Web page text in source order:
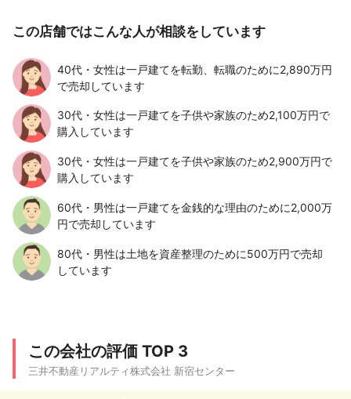
この店舗ではこんな人が相談をしています
40代・女性は一戸建てを転勤、転職のために2,890万円
で売却しています
30代・女性は一戸建てを子供や家族のため2,100万円で
購入しています
30代・女性は一戸建てを子供や家族のため2,900万円で
購入しています
60代・男性は一戸建てを金銭的な理由のために2,000万
円で売却しています
80代・男性は土地を資産整理のために500万円で売却
しています
この会社の評価 TOP 3
三井不動産リアルティ株式会社 新宿センター